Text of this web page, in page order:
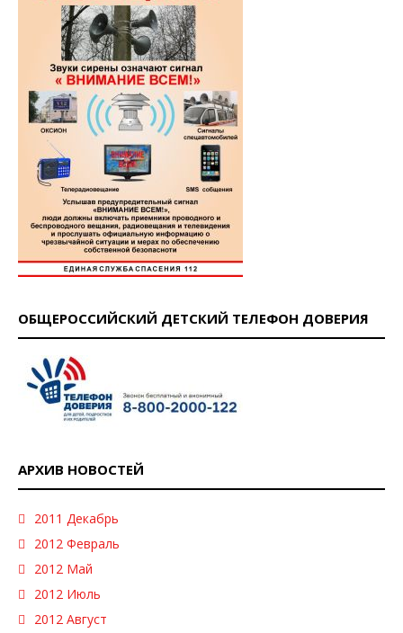
ОБЩЕРОССИЙСКИЙ ДЕТСКИЙ ТЕЛЕФОН ДОВЕРИЯ
АРХИВ НОВОСТЕЙ
2011 Декабрь
2012 Февраль
2012 Май
2012 Июль
2012 Август